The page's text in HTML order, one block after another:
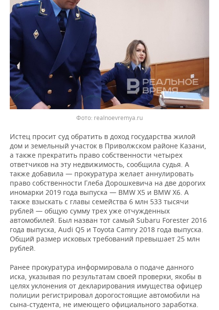
realnoevremya.ru
Истец просит суд обратить в доход государства жилой
дом и земельный участок в Приволжском районе Казани,
а также прекратить право собственности четырех
ответчиков на эту недвижимость, сообщила судья. А
также добавила — прокуратура желает аннулировать
право собственности Глеба Дорошкевича на две дорогих
иномарки 2019 года выпуска — BMW X5 и BMW X6. А
также взыскать с главы семейства 6 млн 533 тысячи
рублей — общую сумму трех уже отчужденных
автомобилей. Был назван тот самый Subaru Forester 2016
года выпуска, Audi Q5 и Toyota Camry 2018 года выпуска.
Общий размер исковых требований превышает 25 млн
рублей.
Ранее прокуратура информировала о подаче данного
иска, указывая по результатам своей проверки, якобы в
целях уклонения от декларирования имущества офицер
полиции регистрировал дорогостоящие автомобили на
сына-студента, не имеющего официального заработка.